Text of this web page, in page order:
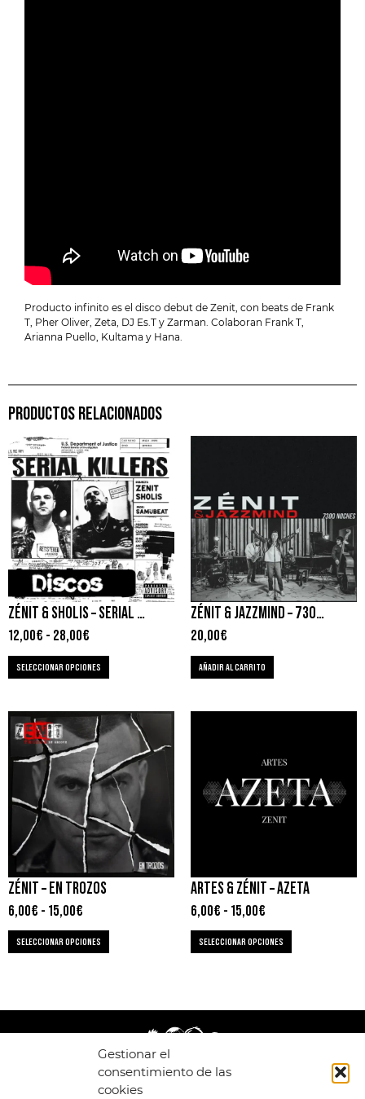
Gestionar el
consentimiento de las
cookies
Producto infinito es el disco debut de Zenit, con beats de Frank
T, Pher Oliver, Zeta, DJ Es.T y Zarman. Colaboran Frank T,
Arianna Puello, Kultama y Hana.
PRODUCTOS RELACIONADOS
ZÉNIT & SHOLIS – SERIAL KILLERS
12,00€ - 28,00€
SELECCIONAR OPCIONES
ZÉNIT & JAZZMIND – 7300 NOCHES
20,00€
AÑADIR AL CARRITO
ZÉNIT – EN TROZOS
6,00€ - 15,00€
SELECCIONAR OPCIONES
ARTES & ZÉNIT – AZETA
6,00€ - 15,00€
SELECCIONAR OPCIONES